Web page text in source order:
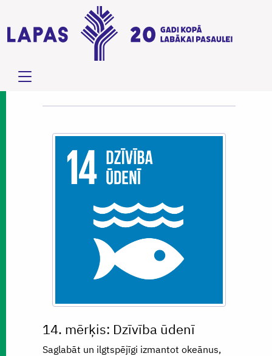
14. mērķis: Dzīvība ūdenī
Saglabāt un ilgtspējīgi izmantot okeānus,